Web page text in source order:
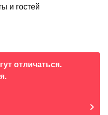
и гостей
отличаться.